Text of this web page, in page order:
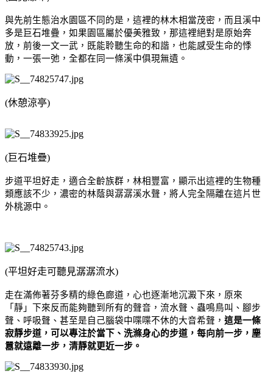
與先前生態治水園區不同的是，這裡的林木相當茂密，而且溪中
多是巨石堆疊，如果園區屬於優美雅致，那這裡絕對是原始奔
放，前後一文一武，既能聆聽生命的和諧，也能感受生命的悸
動，一張一弛，全都在同一條溪中俱現無遺。
(休憩涼亭)
(巨石堆疊)
步道平坦好走，適合全齡族群，林相豐富，顯示出這裡的生物種
類應該不少，濃密的林蔭與潺潺溪水聲，將人完全隔離在這片世
外桃源中。
(平坦好走可聽見潺潺流水)
走在滿佈著芬多精的綠色廊道，心也逐漸地沉澱下來，原來
「靜」下來反而能夠聽到所有的聲音，流水聲、蟲鳴鳥叫、腳步
聲、呼吸聲、甚至是自己腦袋中喋喋不休的大音希聲， 這是一條
寂靜步道，可以專注於當下、洗滌身心的步道，每向前一步，塵
囂就遠離一步，清靜就更近一步。